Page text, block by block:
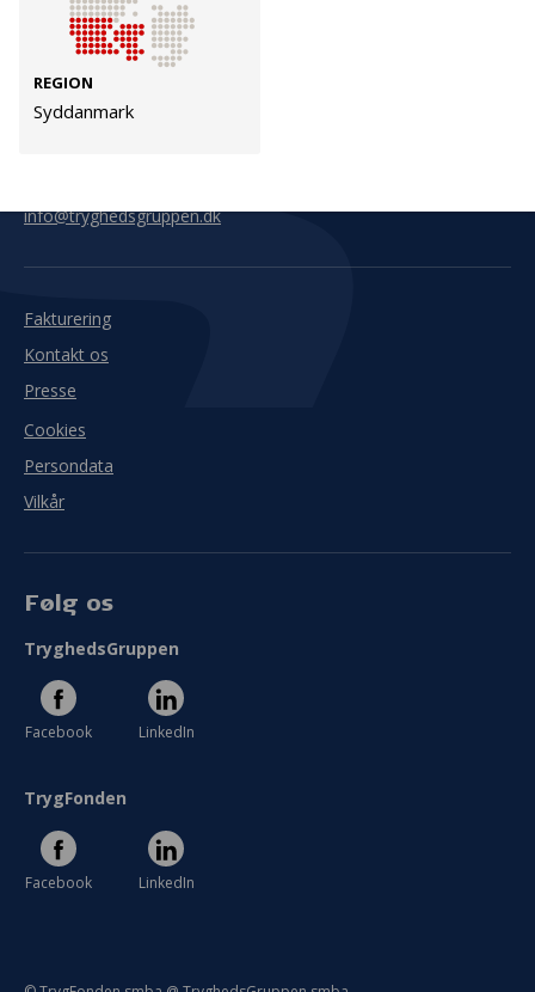
REGION
Syddanmark
TrygFonden
45 26 08 00
info@trygfonden.dk
info@tryghedsgruppen.dk
Fakturering
Kontakt os
Presse
Cookies
Persondata
Vilkår
Følg os
TryghedsGruppen
Facebook LinkedIn
TrygFonden
Facebook LinkedIn